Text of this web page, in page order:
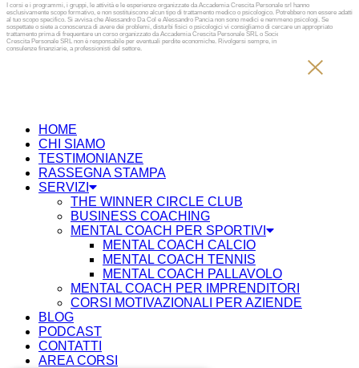
I corsi e i programmi, i gruppi, le attività e le esperienze organizzate da Accademia Crescita Personale srl hanno
esclusivamente scopo formativo, e non sostituiscono alcun tipo di trattamento medico o psicologico. Potrebbero non essere adatti
al tuo scopo specifico. Si avvisa che Alessandro Da Col e Alessandro Pancia non sono medici e nemmeno psicologi. Se
sospettate o siete a conoscenza di avere dei problemi, disturbi fisici o psicologici vi consigliamo di cercare un appropriato
trattamento prima di frequentare un corso organizzato da Accademia Crescita Personale SRL o Società diversa. Accademia
Crescita Personale SRL non è responsabile per eventuali perdite economiche. Rivolgersi sempre, in caso di investimenti e
consulenze finanziarie, a professionisti del settore.
HOME
CHI SIAMO
TESTIMONIANZE
RASSEGNA STAMPA
SERVIZI
THE WINNER CIRCLE CLUB
BUSINESS COACHING
MENTAL COACH PER SPORTIVI
MENTAL COACH CALCIO
MENTAL COACH TENNIS
MENTAL COACH PALLAVOLO
MENTAL COACH PER IMPRENDITORI
CORSI MOTIVAZIONALI PER AZIENDE
BLOG
PODCAST
CONTATTI
AREA CORSI